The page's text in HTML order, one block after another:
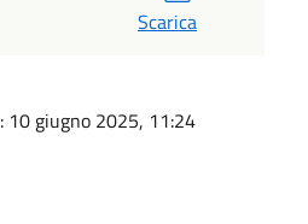
Scarica
: 10 giugno 2025, 11:24